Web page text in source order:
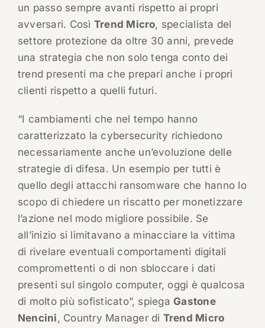
un passo sempre avanti rispetto ai propri
avversari. Così Trend Micro, specialista del
settore protezione da oltre 30 anni, prevede
una strategia che non solo tenga conto dei
trend presenti ma che prepari anche i propri
clienti rispetto a quelli futuri.
“I cambiamenti che nel tempo hanno
caratterizzato la cybersecurity richiedono
necessariamente anche un’evoluzione delle
strategie di difesa. Un esempio per tutti è
quello degli attacchi ransomware che hanno lo
scopo di chiedere un riscatto per monetizzare
l’azione nel modo migliore possibile. Se
all’inizio si limitavano a minacciare la vittima
di rivelare eventuali comportamenti digitali
compromettenti o di non sbloccare i dati
presenti sul singolo computer, oggi è qualcosa
di molto più sofisticato”, spiegaGastone
Nencini, Country Manager di Trend Micro